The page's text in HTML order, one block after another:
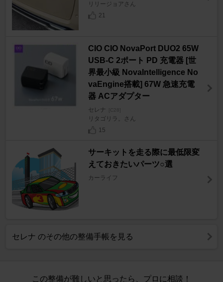
リリージョアさん
21
CIO CIO NovaPort DUO2 65W
USB-C 2ポート PD 充電器 [世
界最小級 NovaIntelligence No
vaEngine搭載] 67W 急速充電
器 ACアダプター
セレナ [C28]
リタゴリラ。さん
15
サーキットを走る際に最低限変
えておきたいパーツ○選
カーライフ
セレナ のその他の整備手帳を見る
この整備が難しいと思ったら、プロに相談！